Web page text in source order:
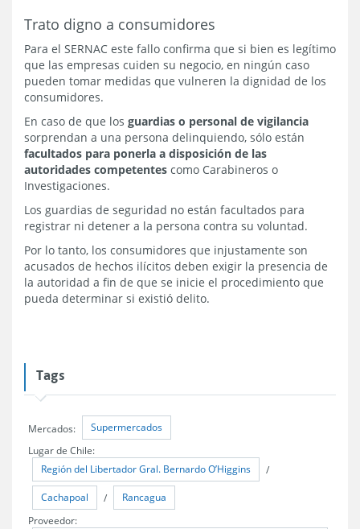
Trato digno a consumidores
Para el SERNAC este fallo confirma que si bien es legítimo
que las empresas cuiden su negocio, en ningún caso
pueden tomar medidas que vulneren la dignidad de los
consumidores.
En caso de que los guardias o personal de vigilancia
sorprendan a una persona delinquiendo, sólo están
facultados para ponerla a disposición de las
autoridades competentes como Carabineros o
Investigaciones.
Los guardias de seguridad no están facultados para
registrar ni detener a la persona contra su voluntad.
Por lo tanto, los consumidores que injustamente son
acusados de hechos ilícitos deben exigir la presencia de
la autoridad a fin de que se inicie el procedimiento que
pueda determinar si existió delito.
Tags
Mercados: Supermercados
Lugar de Chile:
Región del Libertador Gral. Bernardo O’Higgins /
Cachapoal / Rancagua
Proveedor: